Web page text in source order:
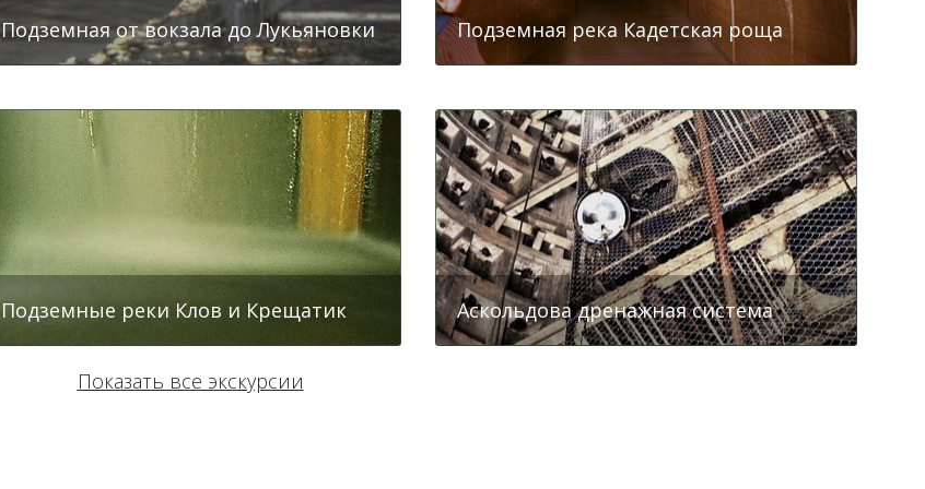
Аудио экскурсия Почтовая площадь Подземная Тюрьма НКВД
Подземная от вокзала до Лукьяновки Подземная река Кадетская роща
Подземные реки Клов и Крещатик Аскольдова дренажная система
Показать все экскурсии